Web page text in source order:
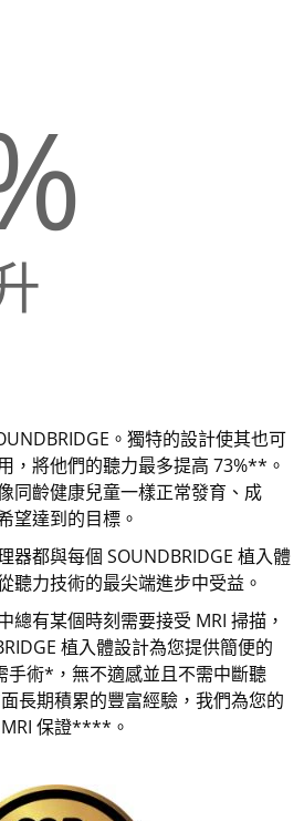
。獨特的設計使其也可
，將他們的聽力最多提高 73%**。
同齡健康兒童一樣正常發育、成
望達到的目標。
器都與每個 SOUNDBRIDGE 植入體
聽力技術的最尖端進步中受益。
總有某個時刻需要接受 MRI 掃描，
植入體設計為您提供簡便的
術*，無不適感並且不需中斷聽
長期積累的豐富經驗，我們為您的
保證****。